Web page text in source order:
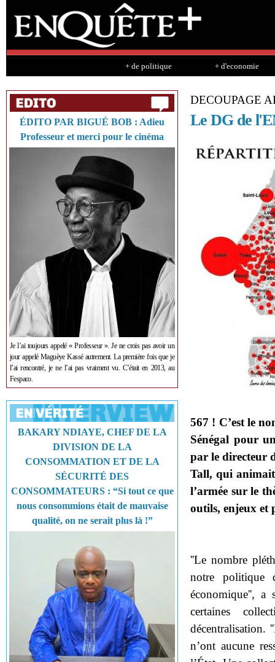
+ de politique + d'economie
ÉDITO PAR BIGUÉ BOB : Adieu
Professeur et merci pour le cinéma
Je l’ai toujours appelé « Professeur ». Je ne crois pas avoir un
jour appelé Maguèye Kassé autrement. La première fois que je
l’ai rencontré, je ne l’ai pas vraiment vu. C’était en 2013, au
Fespaco.
BAKARY NDIAYE, CHEF DE LA
DIVISION DE LA
CONSOMMATION ET DE LA
SÉCURITÉ DES
CONSOMMATEURS : “Si tout ce que
nous consommions était de mauvaise
qualité, on ne serait plus là !”
DECOUPAGE
Le DG de
567 ! C’est le
Sénégal pour
par le directeur
Tall, qui
l’armée sur le
outils, enjeux et
''Le nombre
notre politique
économique'', a
certaines
décentralisation.
n’ont aucune